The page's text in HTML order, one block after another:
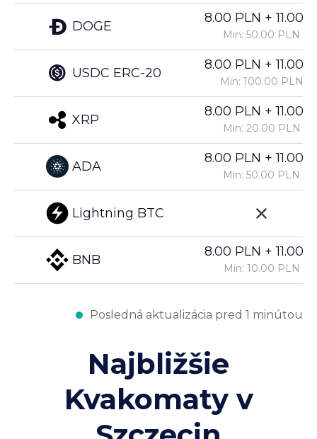
DOGE
USDC ERC-20
XRP
ADA
Lightning BTC
BNB
8.00 PLN +
Min: 50.00 PLN
8.00 PLN +
Min: 100.00 PLN
8.00 PLN +
Min: 20.00 PLN
8.00 PLN +
Min: 50.00 PLN
8.00 PLN +
Min: 10.00 PLN
Posledná aktualizácia pred 1 minútou
Najbližšie
Kvakomaty v